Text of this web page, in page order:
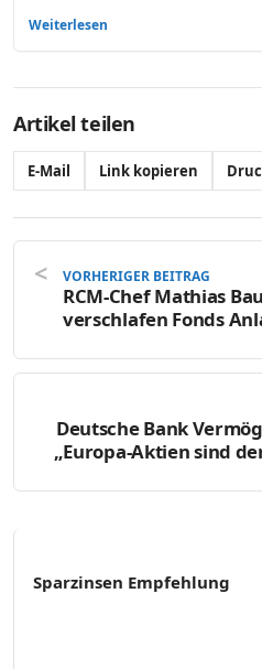
Weiterlesen
Artikel teilen
E-Mail Link kopieren
VORHERIGER BEITRAG
RCM-Chef Mathias
verschlafen Fonds
Deutsche Bank
„Europa-Aktien sind
Sparzinsen Empfehlung